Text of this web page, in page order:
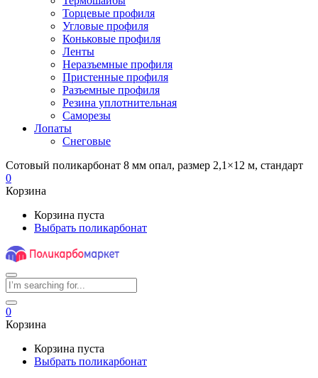
Торцевые профиля
Угловые профиля
Коньковые профиля
Ленты
Неразъемные профиля
Пристенные профиля
Разъемные профиля
Резина уплотнительная
Саморезы
Лопаты
Снеговые
Сотовый поликарбонат 8 мм опал, размер 2,1×12 м, стандарт
0
Корзина
Корзина пуста
Выбрать поликарбонат
0
Корзина
Корзина пуста
Выбрать поликарбонат